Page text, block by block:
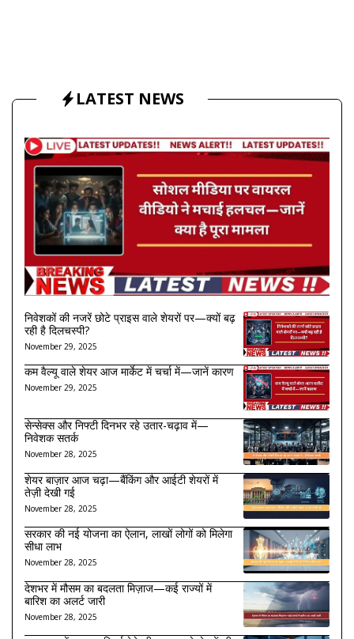
LATEST NEWS
निवेशकों की नजरें छोटे प्राइस वाले शेयरों पर—क्यों बढ़
रही है दिलचस्पी?
November 29, 2025
कम वैल्यू वाले शेयर आज मार्केट में चर्चा में—जानें कारण
November 29, 2025
सेन्सेक्स और निफ्टी दिनभर रहे उतार-चढ़ाव में—
निवेशक सतर्क
November 28, 2025
शेयर बाज़ार आज चढ़ा—बैंकिंग और आईटी शेयरों में
तेज़ी देखी गई
November 28, 2025
सरकार की नई योजना का ऐलान, लाखों लोगों को मिलेगा
सीधा लाभ
November 28, 2025
देशभर में मौसम का बदलता मिज़ाज—कई राज्यों में
बारिश का अलर्ट जारी
November 28, 2025